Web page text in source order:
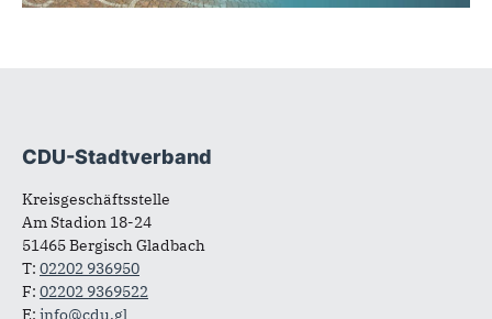
Fußbereich
CDU-Stadtverband
Kreisgeschäftsstelle
Am Stadion 18-24
51465 Bergisch Gladbach
T: 02202 936950
F: 02202 9369522
E: info@cdu.gl